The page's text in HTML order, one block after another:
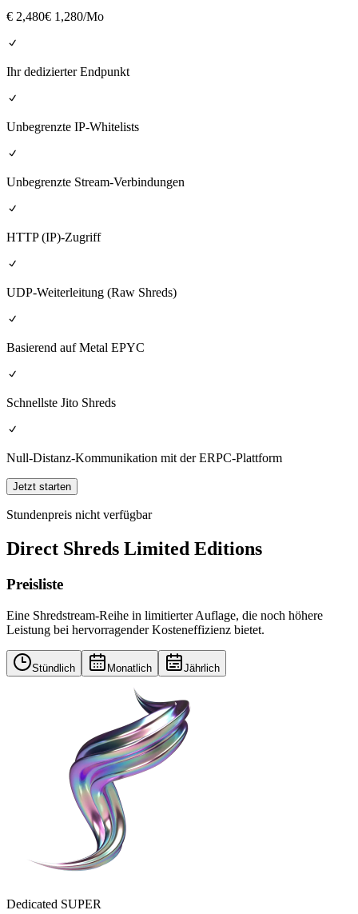
€ 2,480€ 1,280/Mo
Ihr dedizierter Endpunkt
Unbegrenzte IP-Whitelists
Unbegrenzte Stream-Verbindungen
HTTP (IP)-Zugriff
UDP-Weiterleitung (Raw Shreds)
Basierend auf Metal EPYC
Schnellste Jito Shreds
Null-Distanz-Kommunikation mit der ERPC-Plattform
Jetzt starten
Stundenpreis nicht verfügbar
Direct Shreds Limited Editions
Preisliste
Eine Shredstream-Reihe in limitierter Auflage, die noch höhere
Leistung bei hervorragender Kosteneffizienz bietet.
Stündlich Monatlich Jährlich
Dedicated SUPER